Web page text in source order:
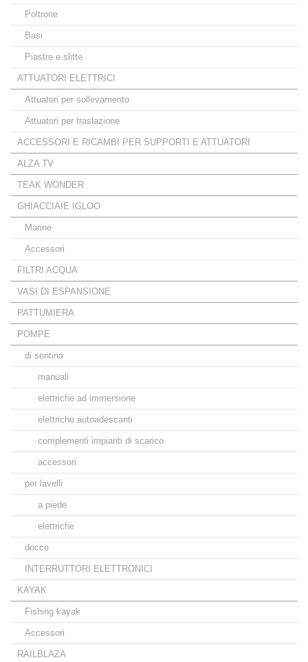
Poltrone
Basi
Piastre e slitte
ATTUATORI ELETTRICI
Attuatori per sollevamento
Attuatori per traslazione
ACCESSORI E RICAMBI PER SUPPORTI E ATTUATORI
ALZA TV
TEAK WONDER
GHIACCIAIE IGLOO
Marine
Accessori
FILTRI ACQUA
VASI DI ESPANSIONE
PATTUMIERA
POMPE
di sentina
manuali
elettriche ad immersione
elettriche autoadescanti
complementi impianti di scarico
accessori
per lavelli
a piede
elettriche
docce
INTERRUTTORI ELETTRONICI
KAYAK
Fishing kayak
Accessori
RAILBLAZA